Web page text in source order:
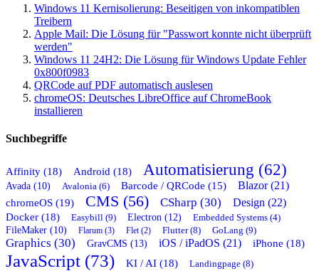
Windows 11 Kernisolierung: Beseitigen von inkompatiblen
Treibern
Apple Mail: Die Lösung für "Passwort konnte nicht überprüft
werden"
Windows 11 24H2: Die Lösung für Windows Update Fehler
0x800f0983
QRCode auf PDF automatisch auslesen
chromeOS: Deutsches LibreOffice auf ChromeBook
installieren
Suchbegriffe
Affinity (18) Android (18) Automatisierung (62)
Avada (10) Avalonia (6) Barcode / QRCode (15)
Blazor (21)
chromeOS (19)
CMS (56) CSharp (30) Design (22)
Docker (18) Easybill (9) Electron (12) Embedded Systems (4)
FileMaker (10) Flarum (3) Flet (2) Flutter (8) GoLang (9)
Graphics (30) GravCMS (13) iOS / iPadOS (21) iPhone (18)
JavaScript (73) KI / AI (18) Landingpage (8)